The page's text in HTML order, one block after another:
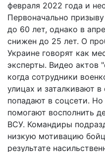
февраля 2022 года и
Первоначально
до 60 лет, однако в
снижен до 25 лет. О
Украине говорят как
эксперты. Видео актов
когда сотрудники
улицах и заталкивают
попадают в соцсети.
помогают восполнить
ВСУ. Командиры
низкую мотивацию
результате